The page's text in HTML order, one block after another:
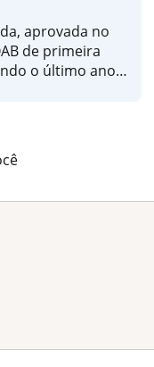
aprovada no
de primeira
o último ano